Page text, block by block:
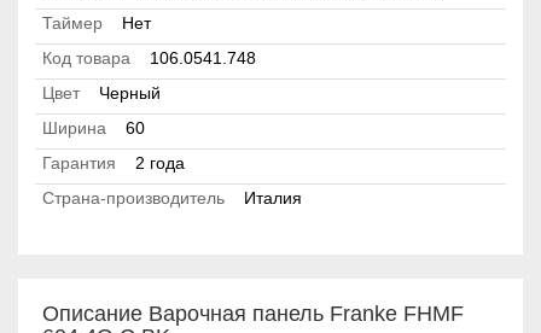
Таймер
Нет
Код товара
106.0541.748
Цвет
Черный
Ширина
60
Гарантия
2 года
Страна-производитель
Италия
Описание Варочная панель Franke FHMF